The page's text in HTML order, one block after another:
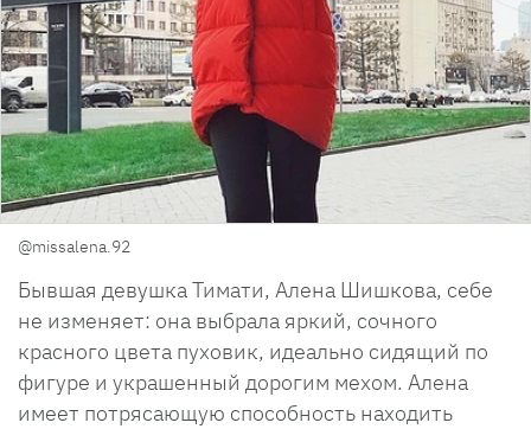
@missalena.92
Бывшая девушка Тимати, Алена Шишкова, себе
не изменяет: она выбрала яркий, сочного
красного цвета пуховик, идеально сидящий по
фигуре и украшенный дорогим мехом. Алена
имеет потрясающую способность находить